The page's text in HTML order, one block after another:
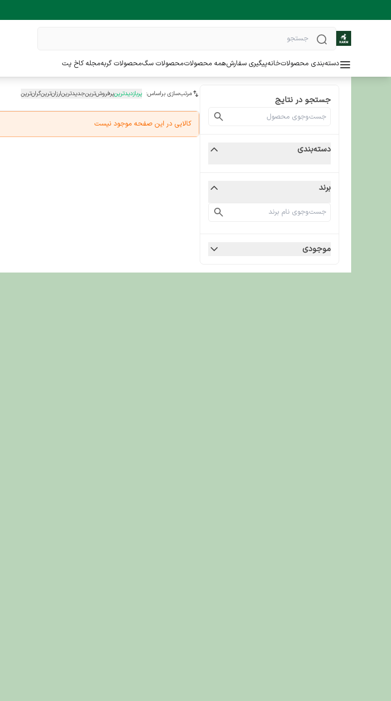
دسته‌بندی محصولاتخانهپیگیری سفارشهمه محصولاتمحصولات سگمحصولات گربهمجله کاخ پت
جستجو در نتایج
دسته‌بندی
برند
موجودی
مرتب‌سازی براساس: پربازدیدترینپرفروش‌ترینجدیدترینارزان‌ترینگران‌ترین
کالایی در این صفحه موجود نیست